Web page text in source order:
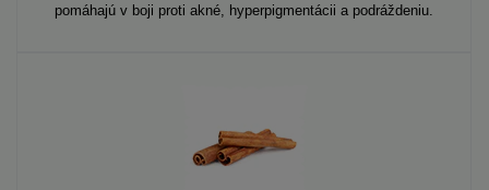
pomáhajú v boji proti akné, hyperpigmentácii a podráždeniu.